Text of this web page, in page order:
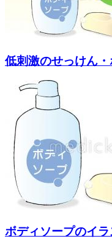
低刺激のせっけん
ボディソープのイラ